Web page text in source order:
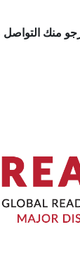
منك التواصل